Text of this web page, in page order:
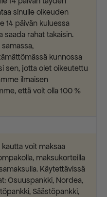
sinulle oikeuden
14 päivän kuluessa
saada rahat takaisin.
kunnossa
sen, jotta olet oikeutettu
ilmaisen
että voit olla 100 %
voit maksaa
maksukorteilla
Käytettävissä
Osuuspankki, Nordea,
Säästöpankki,